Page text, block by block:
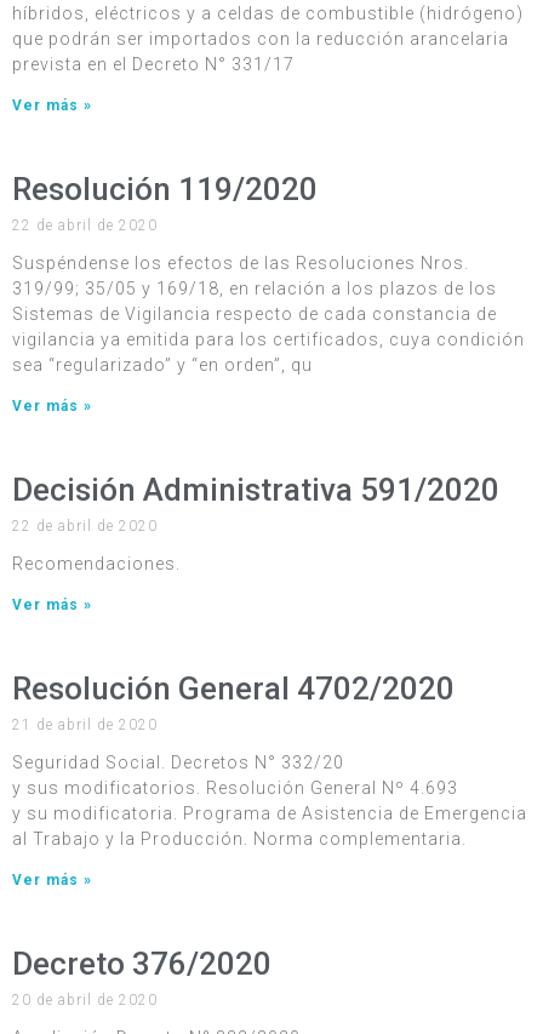
híbridos, eléctricos y a celdas de combustible (hidrógeno)
que podrán ser importados con la reducción arancelaria
prevista en el Decreto N° 331/17
Ver más »
Resolución 119/2020
22 de abril de 2020
Suspéndense los efectos de las Resoluciones Nros.
319/99; 35/05 y 169/18, en relación a los plazos de los
Sistemas de Vigilancia respecto de cada constancia de
vigilancia ya emitida para los certificados, cuya condición
sea “regularizado” y “en orden”, qu
Ver más »
Decisión Administrativa 591/2020
22 de abril de 2020
Recomendaciones.
Ver más »
Resolución General 4702/2020
21 de abril de 2020
Seguridad Social. Decretos N° 332/20
y sus modificatorios. Resolución General Nº 4.693
y su modificatoria. Programa de Asistencia de Emergencia
al Trabajo y la Producción. Norma complementaria.
Ver más »
Decreto 376/2020
20 de abril de 2020